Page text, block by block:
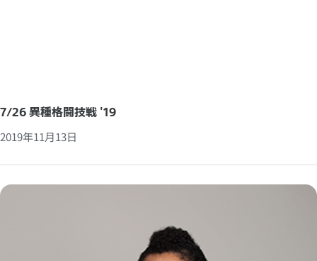
7/26 異種格闘技戦 '19
2019年11月13日